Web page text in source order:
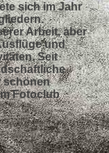
sich im Jahr
Arbeit, aber
und
Seit
schönen
Fotoclub